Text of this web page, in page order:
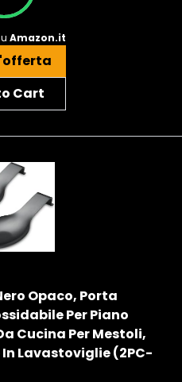
Amazon.it
Cart
Opaco, Porta
Per Piano
Cucina Per Mestoli,
Lavastoviglie (2PC-